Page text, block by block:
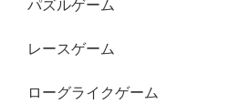
パズルゲーム
レースゲーム
ローグライクゲーム